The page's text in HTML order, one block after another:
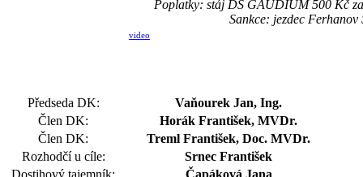
Poplatky: stáj DS GAUDIUM 500 Kč
Sankce: jezdec
video
Předseda DK:
Vaňourek Jan, Ing.
Člen DK:
Horák František, MVDr.
Člen DK:
Treml František, Doc. MVDr.
Rozhodčí u cíle:
Srnec František
Dostihový tajemník:
Čapáková Jana